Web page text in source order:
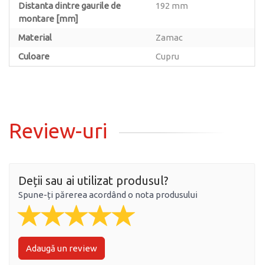
Distanta dintre gaurile de
montare [mm]
192 mm
Material
Zamac
Culoare
Cupru
Review-uri
Deții sau ai utilizat produsul?
Spune-ți părerea acordând o nota produsului
Adaugă un review